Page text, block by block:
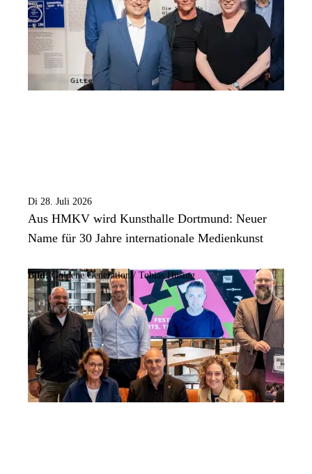
Di 28. Juli 2026
Aus HMKV wird Kunsthalle Dortmund: Neuer
Name für 30 Jahre internationale Medienkunst
Bild: Goldene Generation / Tobias Hüsing